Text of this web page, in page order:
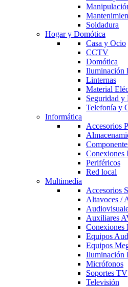
Soldadura
Hogar y Domótica
Casa y Ocio
CCTV
Domótica
Iluminación
Linternas
Material
Seguridad y
Telefonía y
Informática
Accesorios
Conexiones
Periféricos
Red local
Multimedia
Accesorios
Altavoces /
Auxiliares
Conexiones
Equipos
Equipos
Iluminación
Micrófonos
Soportes TV
Televisión